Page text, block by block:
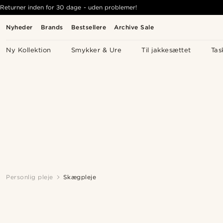
Nyheder Brands Bestsellere Archive Sale
Ny Kollektion Smykker & Ure Til jakkesættet
Returner inden for 30 dage - uden problemer!
Personlig pleje Skægpleje